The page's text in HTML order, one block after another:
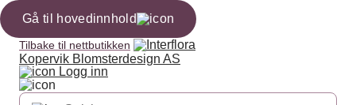
Gå til hovedinnhold
Tilbake til nettbutikken
Kopervik Blomsterdesign AS
Logg inn